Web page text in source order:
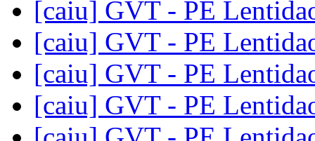
[caiu] GVT - PE
[caiu] GVT - PE
[caiu] GVT - PE
[caiu] GVT - PE